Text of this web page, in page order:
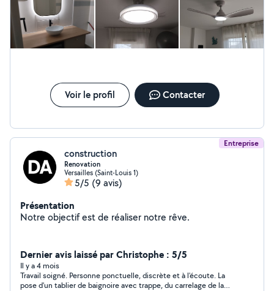
Voir le profil Contacter
Entreprise
construction
Renovation
Versailles (Saint-Louis 1)
5/5 (9 avis)
Présentation
Notre objectif est de réaliser notre rêve.
Dernier avis laissé par Christophe : 5/5
Il y a 4 mois
Travail soigné. Personne ponctuelle, discrète et à l'écoute. La
pose d'un tablier de baignoire avec trappe, du carrelage de la